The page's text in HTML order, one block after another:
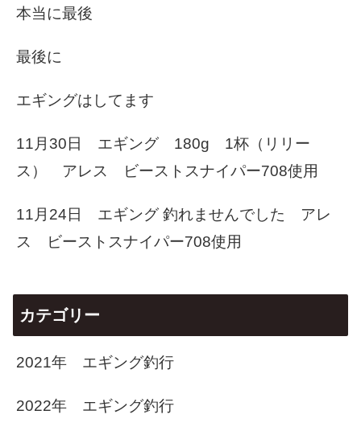
本当に最後
最後に
エギングはしてます
11月30日 エギング 180g 1杯（リリー
ス） アレス ビーストスナイパー708使用
11月24日 エギング 釣れませんでした アレ
ス ビーストスナイパー708使用
カテゴリー
2021年 エギング釣行
2022年 エギング釣行